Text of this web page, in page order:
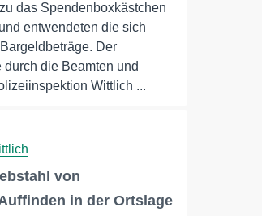
das Spendenboxkästchen
entwendeten die sich
Der
die Beamten und
Wittlich ...
von
in der Ortslage